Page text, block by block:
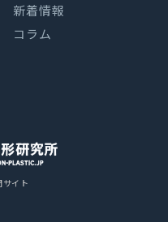
新着情報
コラム
サイト